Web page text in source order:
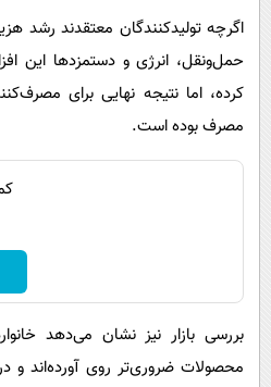
اگرچه تولیدکنندگان معتقدند رشد
حمل‌ونقل، انرژی و دستمزدها این
کرده، اما نتیجه نهایی برای
مصرف بوده است.
بررسی بازار نیز نشان می‌دهد
محصولات ضروری‌تر روی آورده‌اند و